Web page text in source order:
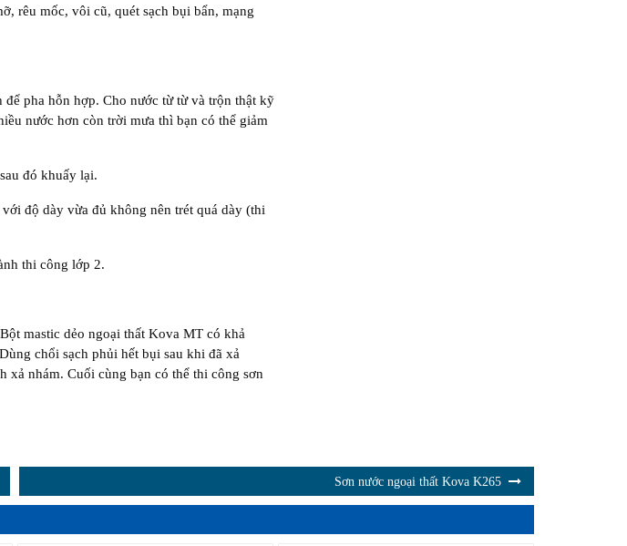
rêu mốc, vôi cũ, quét sạch bụi bẩn, mạng
pha hỗn hợp. Cho nước từ từ và trộn thật kỹ
nước hơn còn trời mưa thì bạn có thể giảm
đó khuấy lại.
độ dày vừa đủ không nên trét quá dày (thi
thi công lớp 2.
mastic dẻo ngoại thất Kova MT có khả
chổi sạch phủi hết bụi sau khi đã xả
xả nhám. Cuối cùng bạn có thể thi công sơn
Sơn nước ngoại thất Kova K265